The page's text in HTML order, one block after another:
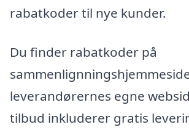
rabatkoder til nye kunder.
Du finder rabatkoder på
leverandørernes egne
tilbud inkluderer gratis